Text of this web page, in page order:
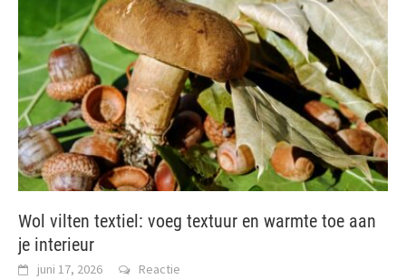
Wol vilten textiel: voeg textuur en warmte toe aan
je interieur
juni 17, 2026 Reactie